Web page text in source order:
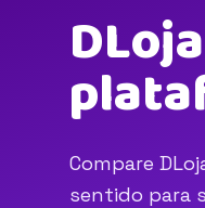
Compare
sentido para